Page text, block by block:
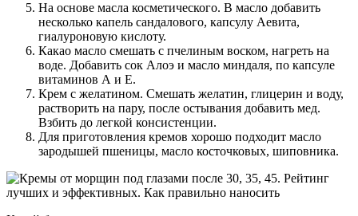
На основе масла косметического. В масло добавить
несколько капель сандалового, капсулу Аевита,
гиалуроновую кислоту.
Какао масло смешать с пчелиным воском, нагреть на
воде. Добавить сок Алоэ и масло миндаля, по капсуле
витаминов А и Е.
Крем с желатином. Смешать желатин, глицерин и воду,
растворить на пару, после остывания добавить мед.
Взбить до легкой консистенции.
Для приготовления кремов хорошо подходит масло
зародышей пшеницы, масло косточковых, шиповника.